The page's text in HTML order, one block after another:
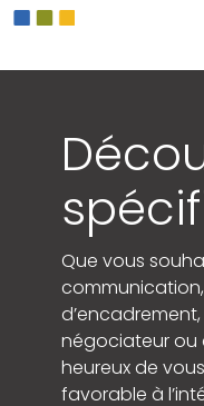
Que vous
négociateur ou
heureux de
favorable à